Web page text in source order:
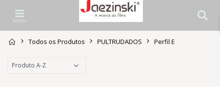
MENU
Todos os Produtos PULTRUDADOS Perfil E